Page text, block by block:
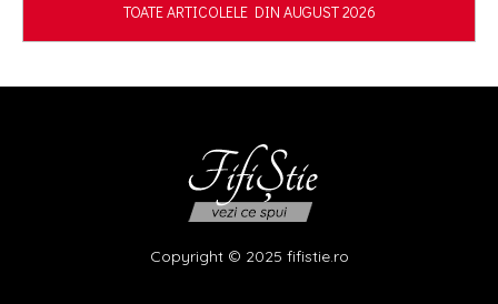
TOATE ARTICOLELE DIN AUGUST 2026
Copyright © 2025 fifistie.ro